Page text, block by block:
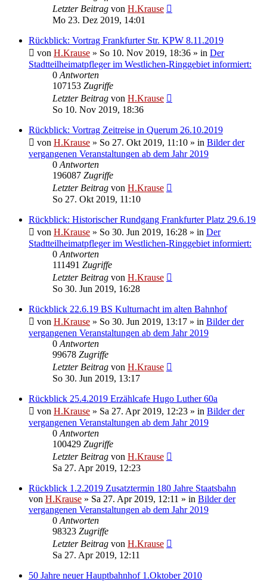
Letzter Beitrag von H.Krause
Mo 23. Dez 2019, 14:01
Rückblick: Vortrag Frankfurter Str. KPW 8.11.2019
von H.Krause » So 10. Nov 2019, 18:36 » in Der
Stadtteilheimatpfleger im Westlichen-Ringgebiet informiert:
0 Antworten
107153 Zugriffe
Letzter Beitrag von H.Krause
So 10. Nov 2019, 18:36
Rückblick: Vortrag Zeitreise in Querum 26.10.2019
von H.Krause » So 27. Okt 2019, 11:10 » in Bilder der
vergangenen Veranstaltungen ab dem Jahr 2019
0 Antworten
196087 Zugriffe
Letzter Beitrag von H.Krause
So 27. Okt 2019, 11:10
Rückblick: Historischer Rundgang Frankfurter Platz 29.6.19
von H.Krause » So 30. Jun 2019, 16:28 » in Der
Stadtteilheimatpfleger im Westlichen-Ringgebiet informiert:
0 Antworten
111491 Zugriffe
Letzter Beitrag von H.Krause
So 30. Jun 2019, 16:28
Rückblick 22.6.19 BS Kulturnacht im alten Bahnhof
von H.Krause » So 30. Jun 2019, 13:17 » in Bilder der
vergangenen Veranstaltungen ab dem Jahr 2019
0 Antworten
99678 Zugriffe
Letzter Beitrag von H.Krause
So 30. Jun 2019, 13:17
Rückblick 25.4.2019 Erzählcafe Hugo Luther 60a
von H.Krause » Sa 27. Apr 2019, 12:23 » in Bilder der
vergangenen Veranstaltungen ab dem Jahr 2019
0 Antworten
100429 Zugriffe
Letzter Beitrag von H.Krause
Sa 27. Apr 2019, 12:23
Rückblick 1.2.2019 Zusatztermin 180 Jahre Staatsbahn
von H.Krause » Sa 27. Apr 2019, 12:11 » in Bilder der
vergangenen Veranstaltungen ab dem Jahr 2019
0 Antworten
98323 Zugriffe
Letzter Beitrag von H.Krause
Sa 27. Apr 2019, 12:11
50 Jahre neuer Hauptbahnhof 1.Oktober 2010